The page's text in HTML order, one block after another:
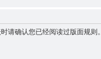
请确认您已经阅读过版面规则。